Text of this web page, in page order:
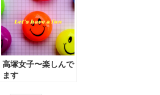
高塚女子〜楽しんで
ます